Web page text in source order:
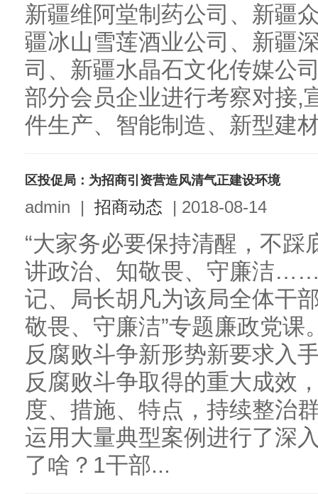
新疆维阿堂制药公司、新疆
疆冰山雪莲酒业公司、新疆
司、新疆水晶石文化传媒公
部分会员企业进行考察对接,
件生产、智能制造、新型建
区投促局：为招商引资营造风清气正建设环境
admin | 招商动态 | 2018-08-14
“大家务必要保持清醒，不
讲政治、知敬畏、守廉洁
记、局长胡凡为该局全体干
敬畏、守廉洁”专题廉政党
反腐败斗争新形势新要求入
反腐败斗争取得的重大成效
度、措施、特点，持续整治
运用大量典型案例进行了深
了啥？1干部...